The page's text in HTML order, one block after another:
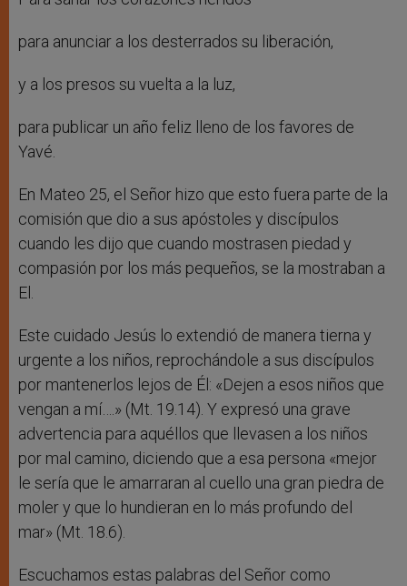
para anunciar a los desterrados su liberación,
y a los presos su vuelta a la luz,
para publicar un año feliz lleno de los favores de
Yavé.
En Mateo 25, el Señor hizo que esto fuera parte de la
comisión que dio a sus apóstoles y discípulos
cuando les dijo que cuando mostrasen piedad y
compasión por los más pequeños, se la mostraban a
El.
Este cuidado Jesús lo extendió de manera tierna y
urgente a los niños, reprochándole a sus discípulos
por mantenerlos lejos de Él: «Dejen a esos niños que
vengan a mí….» (Mt. 19.14). Y expresó una grave
advertencia para aquéllos que llevasen a los niños
por mal camino, diciendo que a esa persona «mejor
le sería que le amarraran al cuello una gran piedra de
moler y que lo hundieran en lo más profundo del
mar» (Mt. 18.6).
Escuchamos estas palabras del Señor como